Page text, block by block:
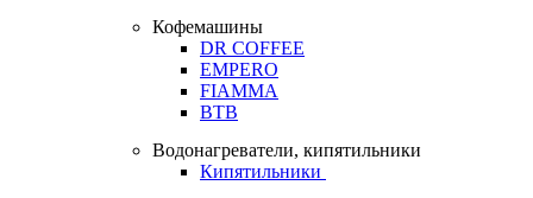
Кофемашины
DR COFFEE
EMPERO
FIAMMA
BTB
Водонагреватели, кипятильники
Кипятильники